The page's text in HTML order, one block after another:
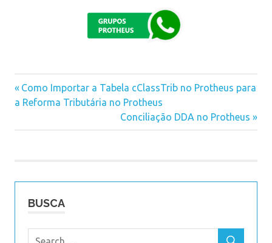
Navegação
Previous
Post:
Como Importar a Tabela cClassTrib no Protheus para
a Reforma Tributária no Protheus
Next
Post:
Conciliação DDA no Protheus
BUSCA